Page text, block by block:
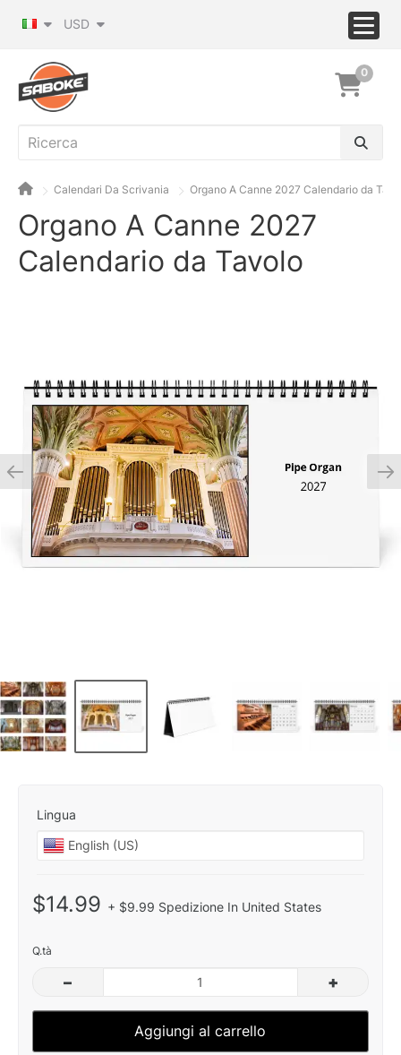
USD
0
Calendari Da Scrivania Organo A Canne 2027 Calendario da
Organo A Canne 2027
Calendario da Tavolo
Lingua
$14.99 + $9.99 Spedizione In United States
Q.tà
– +
Aggiungi al carrello